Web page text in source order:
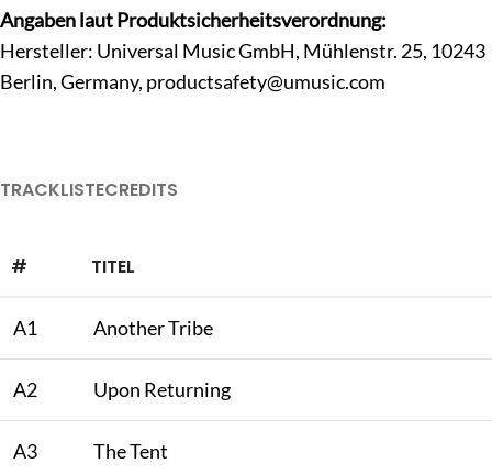
Angaben laut Produktsicherheitsverordnung:
Hersteller: Universal Music GmbH, Mühlenstr. 25, 10243
Berlin, Germany, productsafety@umusic.com
TRACKLISTECREDITS
# TITEL
A1 Another Tribe
A2 Upon Returning
A3 The Tent